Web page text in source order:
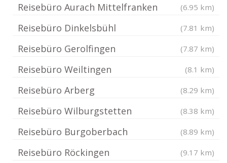
Reisebüro Aurach Mittelfranken (6.95 km)
Reisebüro Dinkelsbühl (7.81 km)
Reisebüro Gerolfingen (7.87 km)
Reisebüro Weiltingen (8.1 km)
Reisebüro Arberg (8.29 km)
Reisebüro Wilburgstetten (8.38 km)
Reisebüro Burgoberbach (8.89 km)
Reisebüro Röckingen (9.17 km)